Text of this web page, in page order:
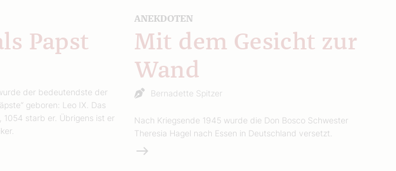
Papst
der bedeutendste der
geboren: Leo IX. Das
starb er. Übrigens ist er
ANEKDOTEN
Mit dem Gesicht zur
Wand
Bernadette Spitzer
Nach Kriegsende 1945 wurde die Don Bosco Schwester
Theresia Hagel nach Essen in Deutschland versetzt.
Weiterlesen